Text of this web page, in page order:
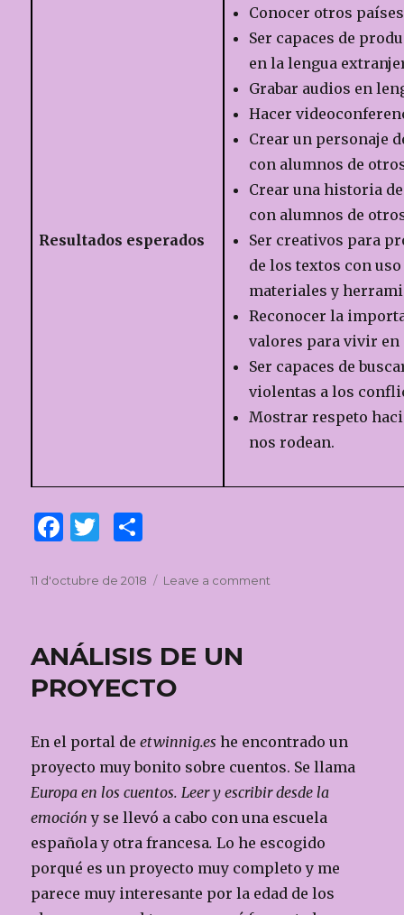
Resultados esperados
Conocer otros
Ser capaces de
en la lengua
Grabar audios en
Hacer
Crear un personaje
con alumnos de
Crear una historia
con alumnos de
Ser creativos para
de los textos con
materiales y
Reconocer la
valores para vivir en
Ser capaces de
violentas a los
Mostrar respeto
nos rodean.
F
c
b
o
o
k
T
it
r
m
ar
te
ix
Posted
11 d'octubre de 2018 Leave a comment
ANÁLISIS DE UN
PROYECTO
En el portal deetwinnig.es he encontrado un
proyecto muy bonito sobre cuentos. Se llama
Europa en los cuentos. Leer y escribir desde la
emocióny se llevó a cabo con una escuela
española y otra francesa.Lo he escogido
porqué es un proyecto muy completo y me
parece muy interesante por la edad de los